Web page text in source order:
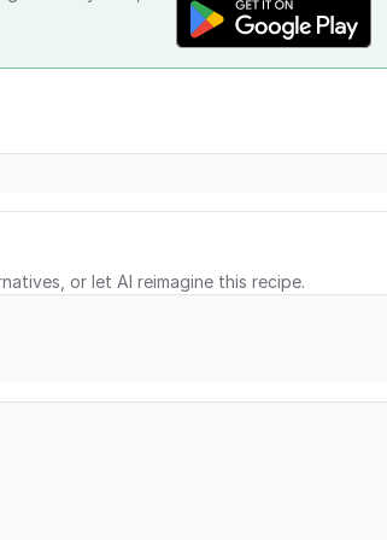
or let AI reimagine this recipe.